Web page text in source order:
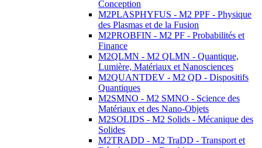
Conception
M2PLASPHYFUS - M2 PPF - Physique
des Plasmas et de la Fusion
M2PROBFIN - M2 PF - Probabilités et
Finance
M2QLMN - M2 QLMN - Quantique,
Lumière, Matériaux et Nanosciences
M2QUANTDEV - M2 QD - Dispositifs
Quantiques
M2SMNO - M2 SMNO - Science des
Matériaux et des Nano-Objets
M2SOLIDS - M2 Solids - Mécanique des
Solides
M2TRADD - M2 TraDD - Transport et